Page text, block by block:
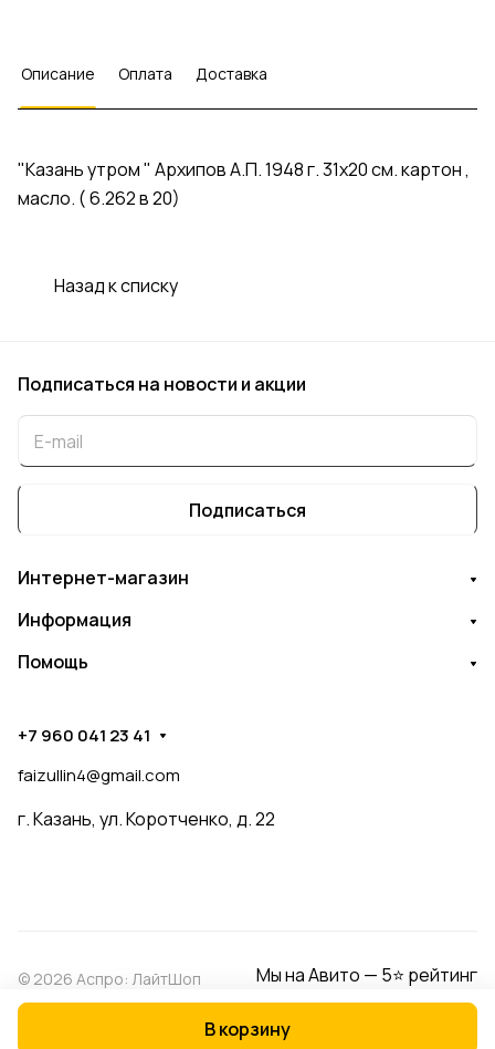
В корзину
Описание Оплата Доставка
"Казань утром " Архипов А.П. 1948 г. 31х20 см. картон ,
масло. ( 6.262 в 20)
Назад к списку
Подписаться на новости и акции
Подписаться
Интернет-магазин
Информация
Помощь
+7 960 041 23 41
faizullin4@gmail.com
г. Казань, ул. Коротченко, д. 22
© 2026 Аспро: ЛайтШоп Мы на Авито — 5⭐ рейтинг
Оферта